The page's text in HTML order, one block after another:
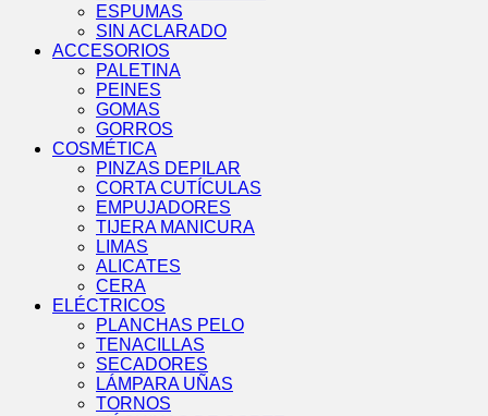
ESPUMAS
SIN ACLARADO
ACCESORIOS
PALETINA
PEINES
GOMAS
GORROS
COSMÉTICA
PINZAS DEPILAR
CORTA CUTÍCULAS
EMPUJADORES
TIJERA MANICURA
LIMAS
ALICATES
CERA
ELÉCTRICOS
PLANCHAS PELO
TENACILLAS
SECADORES
LÁMPARA UÑAS
TORNOS